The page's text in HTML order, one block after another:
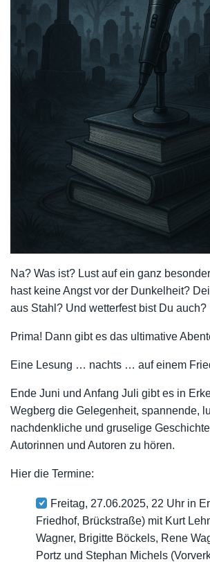
Na? Was ist? Lust auf ein ganz
hast keine Angst vor der Dunkelheit?
aus Stahl? Und wetterfest bist Du auch?
Prima! Dann gibt es das ultimative
Eine Lesung … nachts … auf einem
Ende Juni und Anfang Juli gibt es in
Wegberg die Gelegenheit, spannende,
nachdenkliche und gruselige
Autorinnen und Autoren zu hören.
Hier die Termine:
Freitag, 27.06.2025, 22 Uhr in
Friedhof, Brückstraße) mit Kurt
Wagner, Brigitte Böckels, Rene
Portz und Stephan Michels